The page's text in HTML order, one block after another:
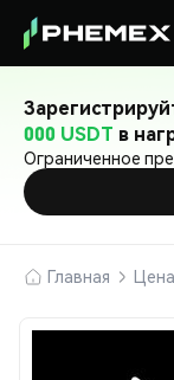
000 USDT в
Ограниченное
Главная Цена